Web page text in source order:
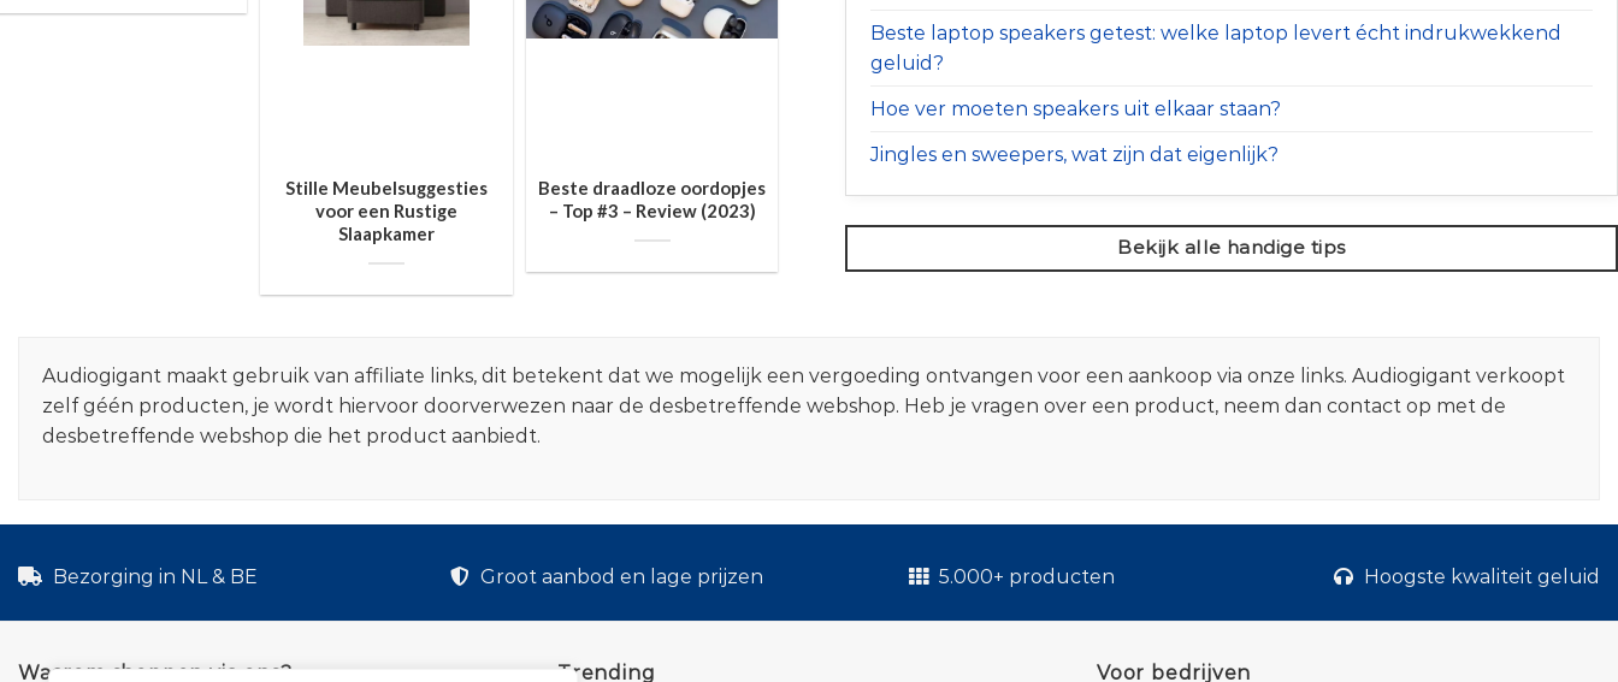
Stille Meubelsuggesties
voor een Rustige
Slaapkamer
Beste draadloze oordopjes
– Top #3 – Review (2023)
Beste laptop speakers getest: welke laptop levert écht indrukwekkend
geluid?
Hoe ver moeten speakers uit elkaar staan?
Jingles en sweepers, wat zijn dat eigenlijk?
Bekijk alle handige tips
Audiogigant maakt gebruik van affiliate links, dit betekent dat we mogelijk een vergoeding ontvangen voor een aankoop via onze links. Audiogigant verkoopt
zelf géén producten, je wordt hiervoor doorverwezen naar de desbetreffende webshop. Heb je vragen over een product, neem dan contact op met de
desbetreffende webshop die het product aanbiedt.
Bezorging in NL & BE Groot aanbod en lage prijzen 5.000+ producten Hoogste kwaliteit geluid
Waarom shoppen via ons? Trending Voor bedrijven